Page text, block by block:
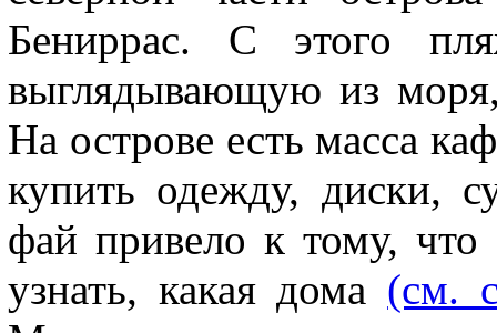
Бениррас. С этого
выглядывающую из
На острове есть масса
купить одежду, диски,
фай привело к тому, что
узнать, какая дома (см.